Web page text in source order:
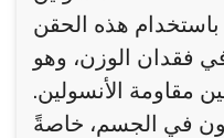
باستخدام هذه الحقن
فقدان الوزن، وهو
الأنسولين.
في الجسم، خاصةً